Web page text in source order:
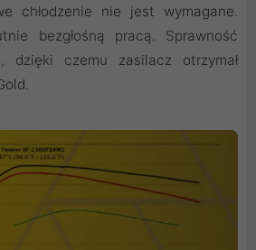
chłodzenie nie jest wymagane.
bezgłośną pracą. Sprawność
dzięki czemu zasilacz otrzymał